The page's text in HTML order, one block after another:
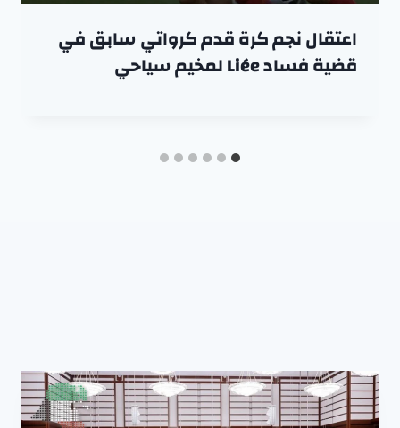
اعتقال نجم كرة قدم كرواتي سابق في
قضية فساد Liée لمخيم سياحي